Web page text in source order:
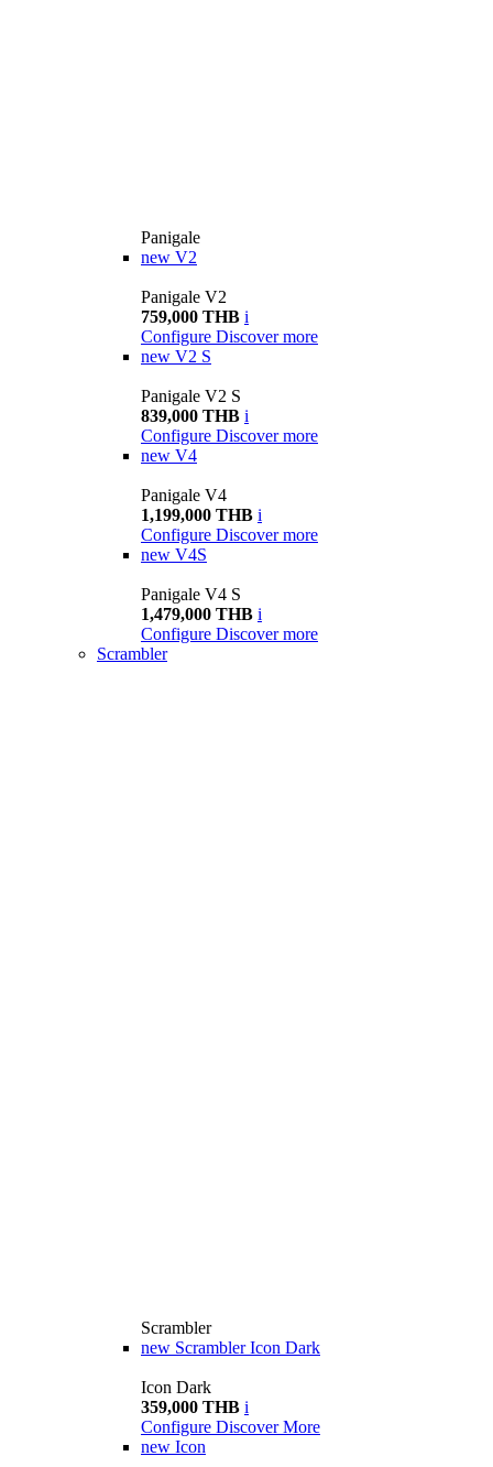
Panigale
new V2
Panigale V2
759,000 THB i
Configure Discover more
new V2 S
Panigale V2 S
839,000 THB i
Configure Discover more
new V4
Panigale V4
1,199,000 THB i
Configure Discover more
new V4S
Panigale V4 S
1,479,000 THB i
Configure Discover more
Scrambler
Scrambler
new Scrambler Icon Dark
Icon Dark
359,000 THB i
Configure Discover More
new Icon